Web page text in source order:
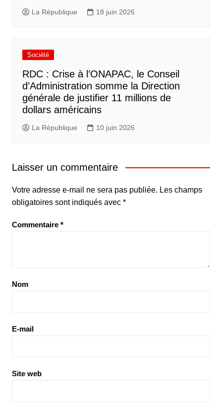
La République 18 juin 2026
Société
RDC : Crise à l’ONAPAC, le Conseil
d’Administration somme la Direction
générale de justifier 11 millions de
dollars américains
La République 10 juin 2026
Laisser un commentaire
Votre adresse e-mail ne sera pas publiée. Les champs
obligatoires sont indiqués avec *
Commentaire *
Nom
E-mail
Site web